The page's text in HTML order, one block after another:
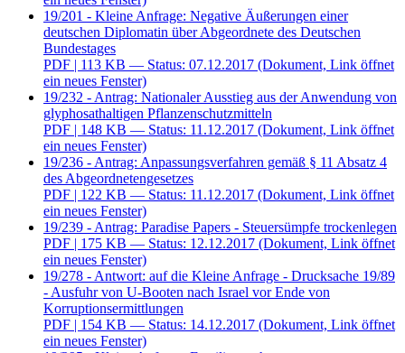
19/201 - Kleine Anfrage: Negative Äußerungen einer
deutschen Diplomatin über Abgeordnete des Deutschen
Bundestages
PDF | 113 KB — Status: 07.12.2017 (Dokument, Link öffnet
ein neues Fenster)
19/232 - Antrag: Nationaler Ausstieg aus der Anwendung von
glyphosathaltigen Pflanzenschutzmitteln
PDF | 148 KB — Status: 11.12.2017 (Dokument, Link öffnet
ein neues Fenster)
19/236 - Antrag: Anpassungsverfahren gemäß § 11 Absatz 4
des Abgeordnetengesetzes
PDF | 122 KB — Status: 11.12.2017 (Dokument, Link öffnet
ein neues Fenster)
19/239 - Antrag: Paradise Papers - Steuersümpfe trockenlegen
PDF | 175 KB — Status: 12.12.2017 (Dokument, Link öffnet
ein neues Fenster)
19/278 - Antwort: auf die Kleine Anfrage - Drucksache 19/89
- Ausfuhr von U-Booten nach Israel vor Ende von
Korruptionsermittlungen
PDF | 154 KB — Status: 14.12.2017 (Dokument, Link öffnet
ein neues Fenster)